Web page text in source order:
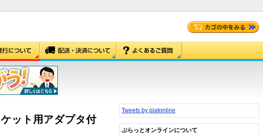
ット用アダプタ付
Tweets by platonline
ぷらっとオンラインについて